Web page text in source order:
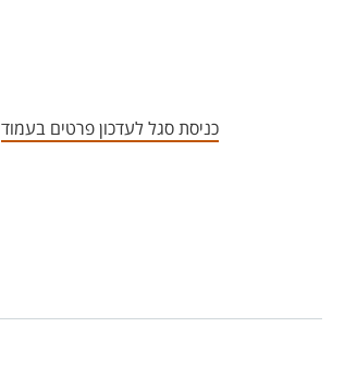
כניסת סגל לעדכון פרטים בעמוד